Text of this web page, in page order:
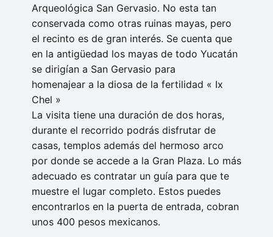
Arqueológica San Gervasio. No esta tan
conservada como otras ruinas mayas, pero
el recinto es de gran interés. Se cuenta que
en la antigüedad los mayas de todo Yucatán
se dirigían a San Gervasio para
homenajear a la diosa de la fertilidad « Ix
Chel »
La visita tiene una duración de dos horas,
durante el recorrido podrás disfrutar de
casas, templos además del hermoso arco
por donde se accede a la Gran Plaza. Lo más
adecuado es contratar un guía para que te
muestre el lugar completo. Estos puedes
encontrarlos en la puerta de entrada, cobran
unos 400 pesos mexicanos.